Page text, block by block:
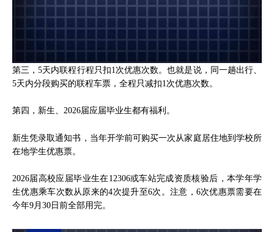
第三，5天内联程行程只扣1次优惠次数。也就是说，同一趟出行、
5天内分段购买的联程车票，全程只减扣1次优惠次数。
第四，新生、2026届应届毕业生都有福利。
新生凭录取通知书，当年开学前可购买一次从家庭居住地到学校所
在地学生优惠票。
2026届高校应届毕业生在12306或车站完成资质核验后，本学年学
生优惠乘车次数从原来的4次提升至6次。注意，6次优惠票需要在
今年9月30日前全部用完。